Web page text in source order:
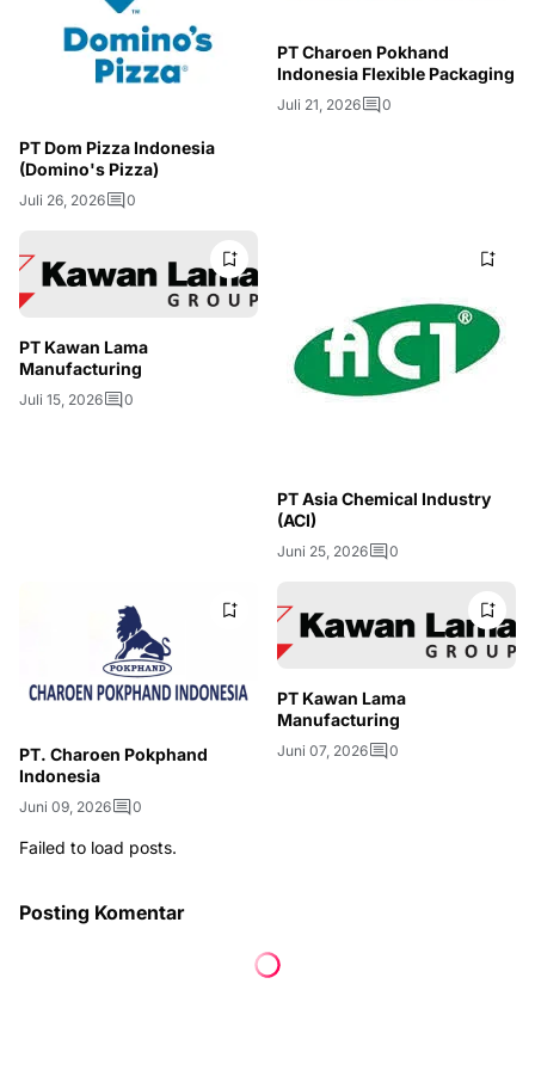
PT Dom Pizza Indonesia
(Domino's Pizza)
Juli 26, 2026 0
PT Charoen Pokhand
Indonesia Flexible Packaging
Juli 21, 2026 0
PT Kawan Lama
Manufacturing
Juli 15, 2026 0
PT Asia Chemical Industry
(ACI)
Juni 25, 2026 0
PT. Charoen Pokphand
Indonesia
Juni 09, 2026 0
PT Kawan Lama
Manufacturing
Juni 07, 2026 0
Failed to load posts.
Posting Komentar